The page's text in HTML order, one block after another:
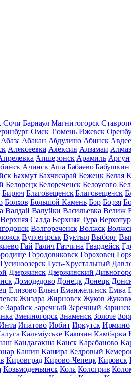
Сочи Барнаул Магнитогорск
Омск Тюмень Ижевск
Абаза Абакан Абдулино Абинск
Алексеевка Алексин Алзамай
Апшеронск Арамиль Аргун
Ачинск Аша Бабаево Бабушкин
Бахмут Бахчисарай Бежецк Белая
Белорецк Белореченск Белоусово
Бирюч Благовещенск Благовещенск
Болхов Большой Камень Бор Борзя
Валдай Валуйки Васильевка Велиж
Верхняя Салда Верхняя Тура
Волгореченск Волжск
Вуглегірськ Вуктыл Выборг
Гай Галич Гатчина Гвардейск
Городовиковск Гороховец
Гусиноозерск Гусь-Хрустальный
Дзержинск Дзержинский
Домодедово Донецк Донецк
Елизово Ельня Еманжелинск Емва
Жиздра Жирновск Жуков
Зарайск Заречный Заречный Заринск
Змеиногорск Знаменск Золоте
Ипатово Ирбит Иркутск Ирмино
Кальміуське Калязин Камбарка
Кандалакша Канск Карабаново
Кашин Кашира Кедровый
Кировград Кирово-Чепецк Кировск
Козьмодемьянск Кола Кологрив